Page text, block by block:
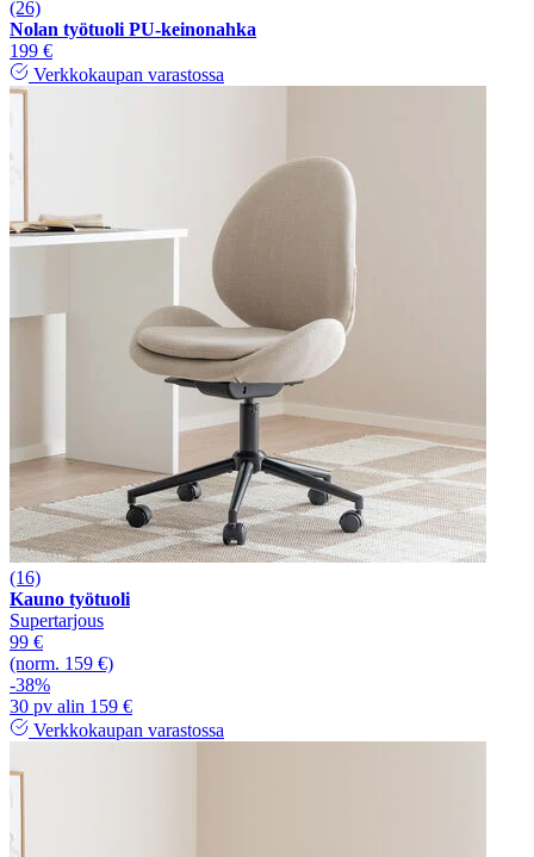
(26)
Nolan työtuoli PU-keinonahka
199 €
Verkkokaupan varastossa
(16)
Kauno työtuoli
Supertarjous
99 €
(norm. 159 €)
-38%
30 pv alin 159 €
Verkkokaupan varastossa